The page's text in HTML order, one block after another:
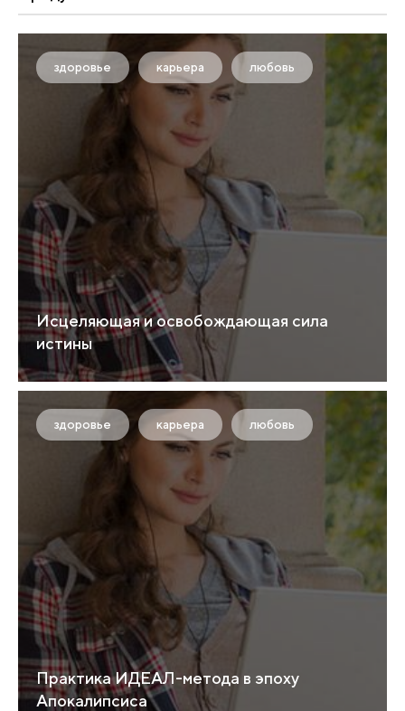
здоровье карьера любовь
Исцеляющая и освобождающая сила
истины
здоровье карьера любовь
Практика ИДЕАЛ-метода в эпоху
Апокалипсиса